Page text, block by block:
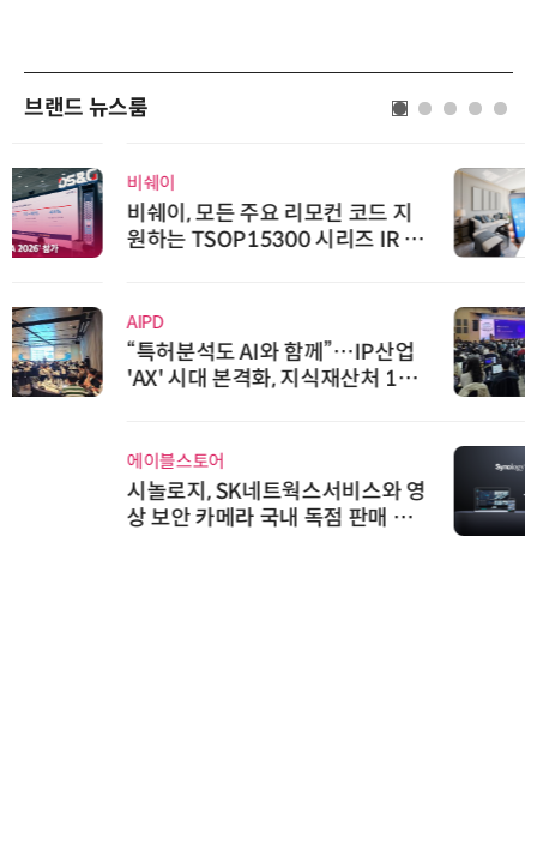
브랜드 뉴스룸
비쉐이
비쉐이, 모든 주요 리모컨 코드 지
원하는 TSOP15300 시리즈 IR 수
신기 출시
AIPD
“특허분석도 AI와 함께”…IP산업
'AX' 시대 본격화, 지식재산처 1호
AI IP데이터분석사 탄생
시놀로지, SK네트웍스서비스와 영
상 보안 카메라 국내 독점 판매 파